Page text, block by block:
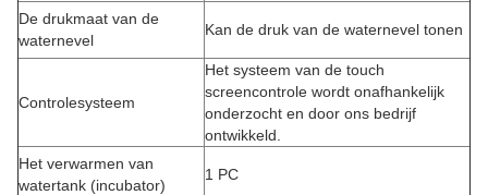
De drukmaat van de
waternevel
Kan de druk van de waternevel tonen
Controlesysteem
Het systeem van de touch
screencontrole wordt onafhankelijk
onderzocht en door ons bedrijf
ontwikkeld.
Het verwarmen van
watertank (incubator)
1 PC